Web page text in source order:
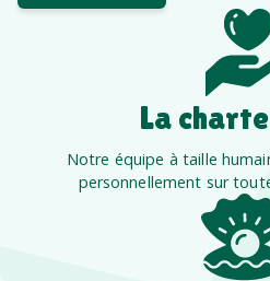
La
Notre équipe à taille
personnellement sur